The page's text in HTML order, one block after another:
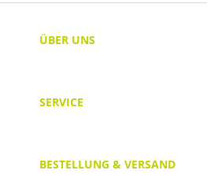
ÜBER UNS
SERVICE
BESTELLUNG & VERSAND